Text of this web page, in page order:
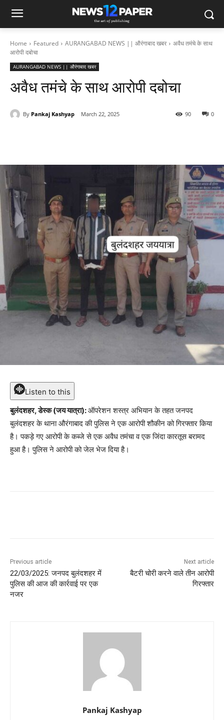
Home Featured AURANGABAD NEWS || औरंगाबाद खबर
अवैध तमंचे के साथ
आरोपी दबोचा
AURANGABAD NEWS || औरंगाबाद खबर
अवैध तमंचे के साथ आरोपी दबोचा
By Pankaj Kashyap March 22, 2025 0
90
Listen to this
बुलंदशहर, डेस्क (जय यात्रा):ऑपरेशन शस्त्र अभियान के तहत जनपद
बुलंदशहर के थाना औरंगाबाद की पुलिस ने एक आरोपी शौकीन को गिरफ्तार किया
है। पकड़े गए आरोपी के कब्जे से एक अवैध तमंचा व एक जिंदा कारतूस बरामद
हुआ है। पुलिस ने आरोपी को जेल भेज दिया है।
Previous article
22/03/2025: जनपद बुलंदशहर में
पुलिस की आज की कार्रवाई पर एक
नजर
Next article
बैटरी चोरी करने वाले तीन आरोपी
गिरफ्तार
Pankaj Kashyap